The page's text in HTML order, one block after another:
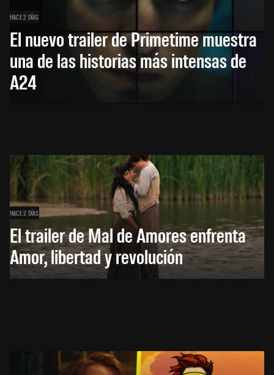
HACE 2 DÍAS
El nuevo trailer de Primetime muestra
una de las historias más intensas de
A24
HACE 2 DÍAS
El trailer de Mal de Amores enfrenta
Amor, libertad y revolución